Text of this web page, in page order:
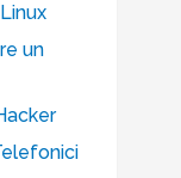
un